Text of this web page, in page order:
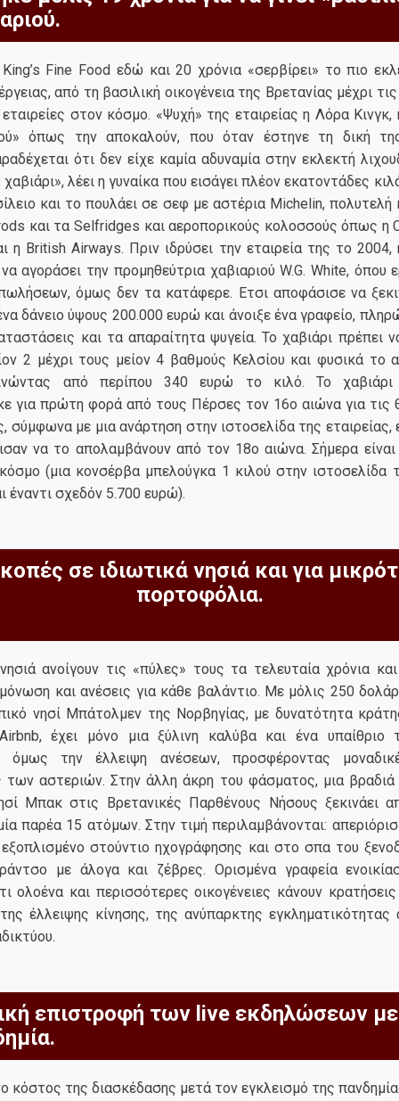
Fine Food εδώ και 20 χρόνια «σερβίρει» το πιο
από τη βασιλική οικογένεια της Βρετανίας μέχρι
στον κόσμο. «Ψυχή» της εταιρείας η Λόρα Κινγκ,
όπως την αποκαλούν, που όταν έστηνε τη δική
ότι δεν είχε καμία αδυναμία στην εκλεκτή
λέει η γυναίκα που εισάγει πλέον εκατοντάδες
και το πουλάει σε σεφ με αστέρια Michelin, πολυτελή
και τα Selfridges και αεροπορικούς κολοσσούς όπως η
η British Airways. Πριν ιδρύσει την εταιρεία της το
αγοράσει την προμηθεύτρια χαβιαριού W.G. White, όπου
πωλήσεων, όμως δεν τα κατάφερε. Ετσι αποφάσισε να
δάνειο ύψους 200.000 ευρώ και άνοιξε ένα γραφείο,
και τα απαραίτητα ψυγεία. Το χαβιάρι πρέπει
2 μέχρι τους μείον 4 βαθμούς Κελσίου και φυσικά το
από περίπου 340 ευρώ το κιλό. Το
για πρώτη φορά από τους Πέρσες τον 16ο αιώνα για τις
σύμφωνα με μια ανάρτηση στην ιστοσελίδα της
να το απολαμβάνουν από τον 18ο αιώνα. Σήμερα
(μια κονσέρβα μπελούγκα 1 κιλού στην ιστοσελίδα
έναντι σχεδόν 5.700 ευρώ).
σε ιδιωτικά νησιά και για
πορτοφόλια.
ανοίγουν τις «πύλες» τους τα τελευταία χρόνια
και ανέσεις για κάθε βαλάντιο. Με μόλις 250
νησί Mπάτολμεν της Νορβηγίας, με δυνατότητα
έχει μόνο μια ξύλινη καλύβα και ένα υπαίθριο
όμως την έλλειψη ανέσεων, προσφέροντας
των αστεριών. Στην άλλη άκρη του φάσματος, μια
Μπακ στις Βρετανικές Παρθένους Νήσους ξεκινάει
παρέα 15 ατόμων. Στην τιμή περιλαμβάνονται:
στούντιο ηχογράφησης και στο σπα του
με άλογα και ζέβρες. Ορισμένα γραφεία
ολοένα και περισσότερες οικογένειες κάνουν κρατήσεις
έλλειψης κίνησης, της ανύπαρκτης εγκληματικότητας
επιστροφή των live εκδηλώσεων
κόστος της διασκέδασης μετά τον εγκλεισμό της